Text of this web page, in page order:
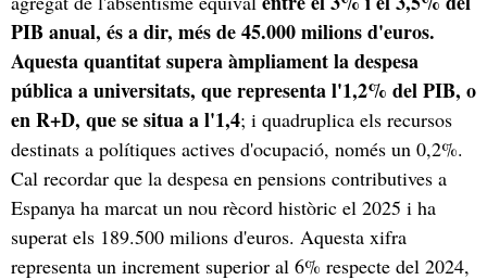
PIB anual, és a dir, més de 45.000 milions d'euros.
Aquesta quantitat supera àmpliament la despesa
pública a universitats, que representa l'1,2% del PIB, o
en R+D, que se situa a l'1,4; i quadruplica els recursos
destinats a polítiques actives d'ocupació, només un 0,2%.
Cal recordar que la despesa en pensions contributives a
Espanya ha marcat un nou rècord històric el 2025 i ha
superat els 189.500 milions d'euros. Aquesta xifra
representa un increment superior al 6% respecte del 2024,